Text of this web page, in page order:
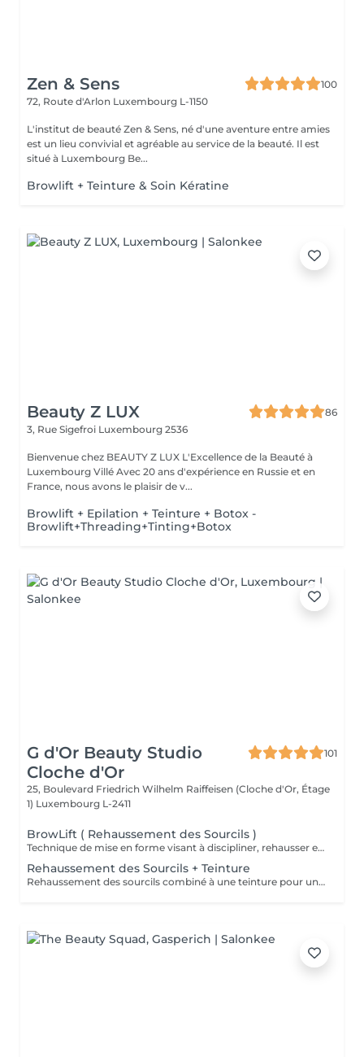
Zen & Sens
100
72, Route d'Arlon Luxembourg L-1150
L'institut de beauté Zen & Sens, né d'une aventure entre amies
est un lieu convivial et agréable au service de la beauté. Il est
situé à Luxembourg Be...
Browlift + Teinture & Soin Kératine
Beauty Z LUX
86
3, Rue Sigefroi Luxembourg 2536
Bienvenue chez BEAUTY Z LUX L'Excellence de la Beauté à
Luxembourg Villé Avec 20 ans d'expérience en Russie et en
France, nous avons le plaisir de v...
Browlift + Epilation + Teinture + Botox -
Browlift+Threading+Tinting+Botox
G d'Or Beauty Studio
Cloche d'Or
101
25, Boulevard Friedrich Wilhelm Raiffeisen (Cloche d'Or, Étage
1) Luxembourg L-2411
BrowLift ( Rehaussement des Sourcils )
Technique de mise en forme visant à discipliner, rehausser et fixer les poils pour un effet structuré et naturel.
Rehaussement des Sourcils + Teinture
Rehaussement des sourcils combiné à une teinture pour un regard plus intense, discipliné et parfaitement défini.